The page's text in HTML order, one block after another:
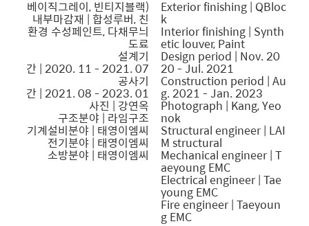
베이직그레이, 빈티지블랙)
내부마감재 | 합성루버, 친
환경 수성페인트, 다채무늬
도료
설계기
간 | 2020. 11 - 2021. 07
공사기
간 | 2021. 08 - 2023. 01
사진 | 강연옥
구조분야 | 라임구조
기계설비분야 | 태영이엠씨
전기분야 | 태영이엠씨
소방분야 | 태영이엠씨
Exterior finishing | QBloc
k
Interior finishing | Synth
etic louver, Paint
Design period | Nov. 20
20 - Jul. 2021
Construction period | Au
g. 2021 - Jan. 2023
Photograph | Kang, Yeo
nok
Structural engineer | LAI
M structural
Mechanical engineer | T
aeyoung EMC
Electrical engineer | Tae
young EMC
Fire engineer | Taeyoun
g EMC